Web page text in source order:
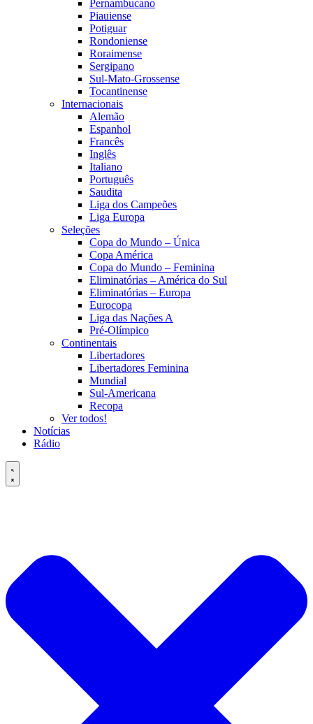
Pernambucano
Piauiense
Potiguar
Rondoniense
Roraimense
Sergipano
Sul-Mato-Grossense
Tocantinense
Internacionais
Alemão
Espanhol
Francês
Inglês
Italiano
Português
Saudita
Liga dos Campeões
Liga Europa
Seleções
Copa do Mundo – Única
Copa América
Copa do Mundo – Feminina
Eliminatórias – América do Sul
Eliminatórias – Europa
Eurocopa
Liga das Nações A
Pré-Olímpico
Continentais
Libertadores
Libertadores Feminina
Mundial
Sul-Americana
Recopa
Ver todos!
Notícias
Rádio